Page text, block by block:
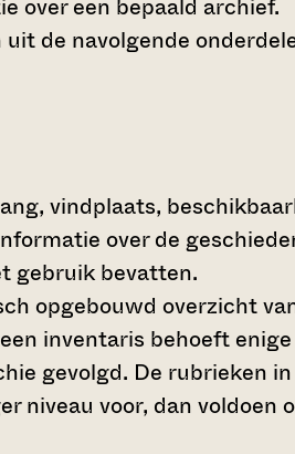
over een bepaald archief.
de navolgende
vindplaats,
over de
gebruik bevatten.
opgebouwd overzicht
inventaris behoeft
gevolgd. De rubrieken
niveau voor, dan voldoen